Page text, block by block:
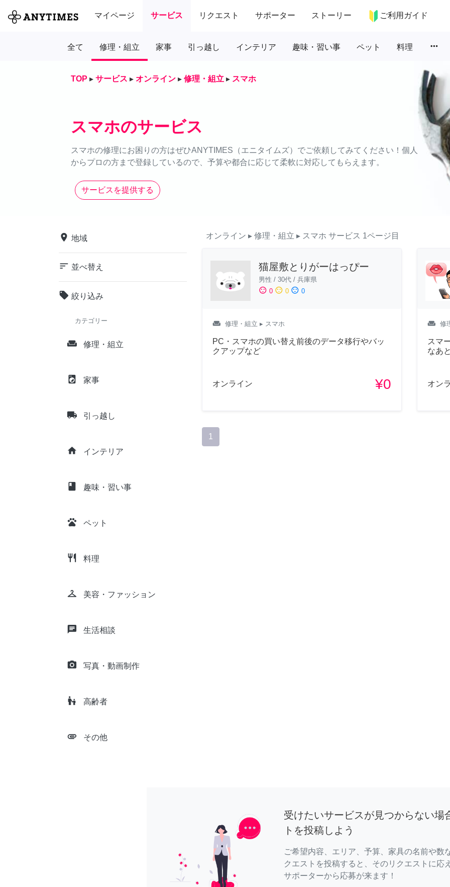
マイページ サービス リクエスト サポーター ストーリー ご利用ガイド
全て 修理・組立 家事 引っ越し インテリア 趣味・習い事 ペット 料理 more_horiz
TOP ▸ サービス ▸ オンライン ▸ 修理・組立 ▸ スマホ
スマホのサービス
スマホの修理にお困りの方はぜひANYTIMES（エニタイムズ）でご依頼してみてください！個人
からプロの方まで登録しているので、予算や都合に応じて柔軟に対応してもらえます。
サービスを提供する
place 地域
sort 並べ替え
local_offer 絞り込み
カテゴリー
weekend 修理・組立
local_laundry_service 家事
local_shipping 引っ越し
home インテリア
class 趣味・習い事
pets ペット
restaurant 料理
checkroom 美容・ファッション
chat 生活相談
camera_alt 写真・動画制作
escalator_warning 高齢者
attachment その他
オンライン ▸ 修理・組立 ▸ スマホ サービス 1ページ目
猫屋敷とりがーはっぴー
男性 / 30代 / 兵庫県
sentiment_satisfied 0 sentiment_neutral 0 sentiment_dissatisfied 0
weekend 修理・組立 ▸ スマホ
PC・スマホの買い替え前後のデータ移行やバッ
クアップなど
オンライン ¥0
weekend 修
スマ
なあ
オン
1
受けたいサービスが見つからない場
トを投稿しよう
ご希望内容、エリア、予算、家具の名前や数
クエストを投稿すると、そのリクエストに応
サポーターから応募が来ます！